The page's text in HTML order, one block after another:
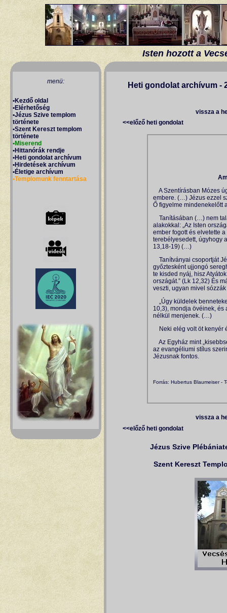
Isten hozott a
Heti gondolat archívum -
vissza a
<<előző heti gondolat
A Szentírásban Mózes
embere. (…) Jézus ezzel
Ő figyelme mindenekelőtt
Tanításában (…) nem
alakokkal: „Az Isten
ember fogott és elvetette
terebélyesedett, úgyhogy
13,18-19) (…)
Tanítványai csoportját
győztesként ujjongó
te kisded nyáj, hisz
országát.” (Lk 12,32) És
veszti, ugyan mivel
„Úgy küldelek
10,3), mondja övéinek, és
nélkül menjenek. (…)
Neki elég volt öt kenyér
Az Egyház mint
az evangéliumi stílus
Jézusnak fontos.
Forrás: Hubertus Blaumeiser -
vissza a
<<előző heti gondolat
Jézus Szive
Szent Kereszt